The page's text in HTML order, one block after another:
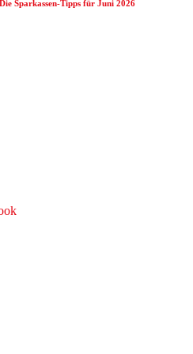
Sparkassen-Tipps für Juni 2026